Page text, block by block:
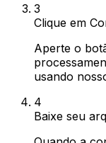
3
Clique em
Aperte o
usando
4
Baixe seu